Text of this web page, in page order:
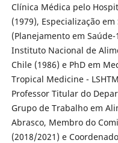
Clínica Médica pelo
(1979), Especialização
(Planejamento em
Instituto Nacional de
Chile (1986) e PhD em
Tropical Medicine -
Professor Titular do
Grupo de Trabalho em
Abrasco, Membro do
(2018/2021) e